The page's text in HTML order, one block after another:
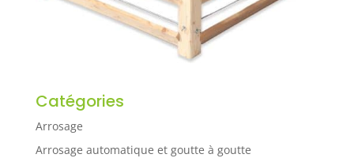
Catégories
Arrosage
Arrosage automatique et goutte à goutte